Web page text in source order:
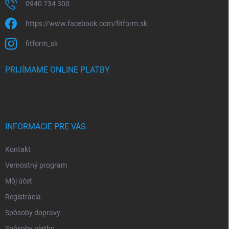
0940 734 300
https://www.facebook.com/fitform.sk
fitform_sk
PRIJÍMAME ONLINE PLATBY
INFORMÁCIE PRE VÁS
Kontakt
Vernostný program
Môj účet
Registrácia
Spôsoby dopravy